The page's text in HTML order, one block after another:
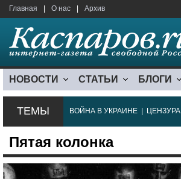
Главная О нас Архив
НОВОСТИ СТАТЬИ БЛОГИ
ТЕМЫ ВОЙНА В УКРАИНЕ ЦЕНЗУРА
Пятая колонка